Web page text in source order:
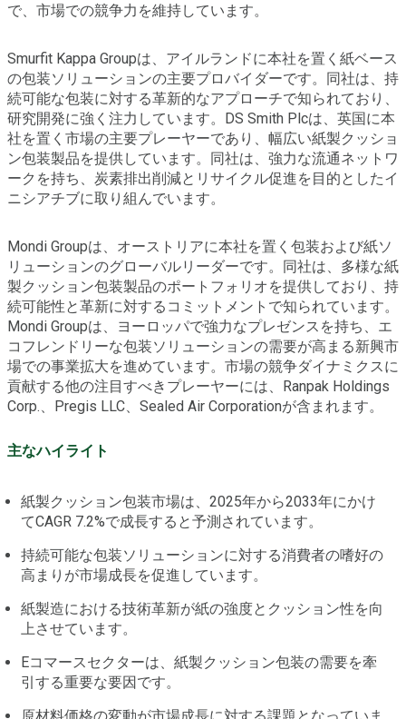
で、市場での競争力を維持しています。
Smurfit Kappa Groupは、アイルランドに本社を置く紙ベース
の包装ソリューションの主要プロバイダーです。同社は、持
続可能な包装に対する革新的なアプローチで知られており、
研究開発に強く注力しています。DS Smith Plcは、英国に本
社を置く市場の主要プレーヤーであり、幅広い紙製クッショ
ン包装製品を提供しています。同社は、強力な流通ネットワ
ークを持ち、炭素排出削減とリサイクル促進を目的としたイ
ニシアチブに取り組んでいます。
Mondi Groupは、オーストリアに本社を置く包装および紙ソ
リューションのグローバルリーダーです。同社は、多様な紙
製クッション包装製品のポートフォリオを提供しており、持
続可能性と革新に対するコミットメントで知られています。
Mondi Groupは、ヨーロッパで強力なプレゼンスを持ち、エ
コフレンドリーな包装ソリューションの需要が高まる新興市
場での事業拡大を進めています。市場の競争ダイナミクスに
貢献する他の注目すべきプレーヤーには、Ranpak Holdings
Corp.、Pregis LLC、Sealed Air Corporationが含まれます。
主なハイライト
紙製クッション包装市場は、2025年から2033年にかけ
てCAGR 7.2%で成長すると予測されています。
持続可能な包装ソリューションに対する消費者の嗜好の
高まりが市場成長を促進しています。
紙製造における技術革新が紙の強度とクッション性を向
上させています。
Eコマースセクターは、紙製クッション包装の需要を牽
引する重要な要因です。